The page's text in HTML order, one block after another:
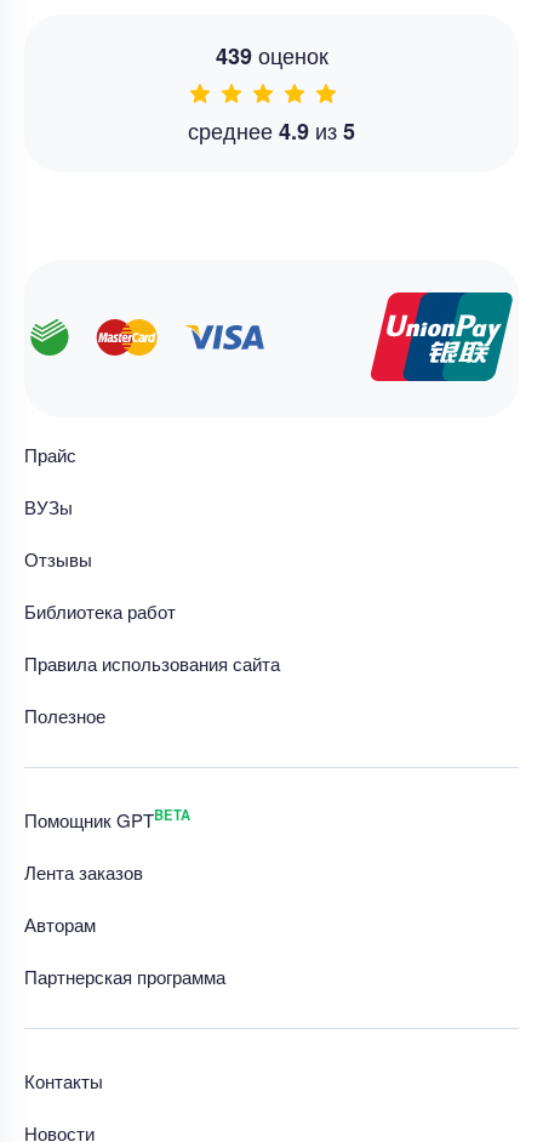
439оценок
среднее4.9 из5
Прайс
ВУЗы
Отзывы
Библиотека работ
Правила использования сайта
Полезное
Помощник GPTBETA
Лента заказов
Авторам
Партнерская программа
Контакты
Новости